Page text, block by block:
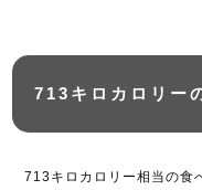
713キロカロリー
713キロカロリー相当の食